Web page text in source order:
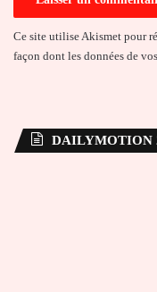
Ce site utilise Akismet pour
façon dont les données de
DAILYMOTION